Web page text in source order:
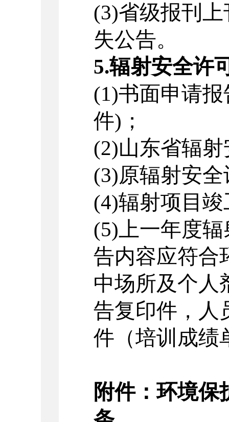
(3)省级报刊
失公告。
5.辐射安全许
(1)书面申请报
件) ；
(2)山东省辐
(3)原辐射安
(4)辐射项目
(5) 上一年度
告内容应符合
中场所及个人
告复印件，人
件（培训成绩
附件：环境保